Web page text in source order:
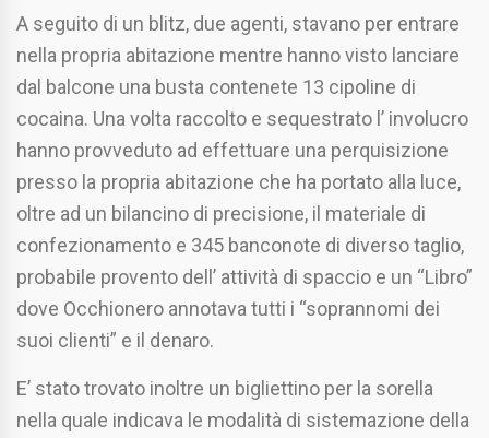
A seguito di un blitz, due agenti, stavano per entrare
nella propria abitazione mentre hanno visto lanciare
dal balcone una busta contenete 13 cipoline di
cocaina. Una volta raccolto e sequestrato l’ involucro
hanno provveduto ad effettuare una perquisizione
presso la propria abitazione che ha portato alla luce,
oltre ad un bilancino di precisione, il materiale di
confezionamento e 345 banconote di diverso taglio,
probabile provento dell’ attività di spaccio e un “Libro”
dove Occhionero annotava tutti i “soprannomi dei
suoi clienti” e il denaro.
E’ stato trovato inoltre un bigliettino per la sorella
nella quale indicava le modalità di sistemazione della